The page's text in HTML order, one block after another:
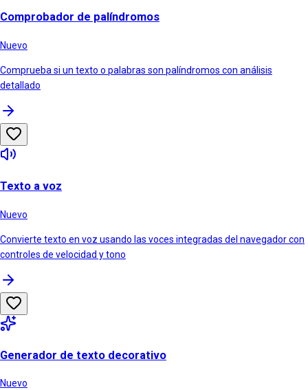
Comprobador de palíndromos
Nuevo
Comprueba si un texto o palabras son palíndromos con análisis
detallado
Texto a voz
Nuevo
Convierte texto en voz usando las voces integradas del navegador con
controles de velocidad y tono
Generador de texto decorativo
Nuevo